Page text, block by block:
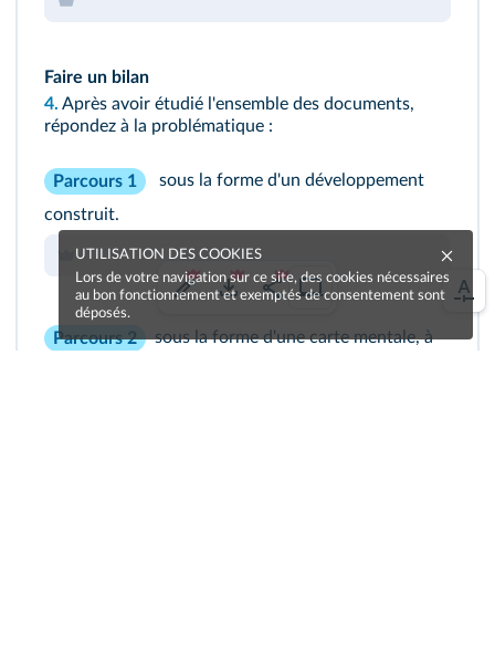
Faire un bilan
4. Après avoir étudié l'ensemble des documents,
répondez à la problématique :
Parcours 1
sous la forme d'un développement
construit.
Parcours 2
sous la forme d'une carte mentale, à
UTILISATION DES COOKIES
Lors de votre navigation sur ce site, des cookies nécessaires
au bon fonctionnement et exemptés de consentement sont
déposés.